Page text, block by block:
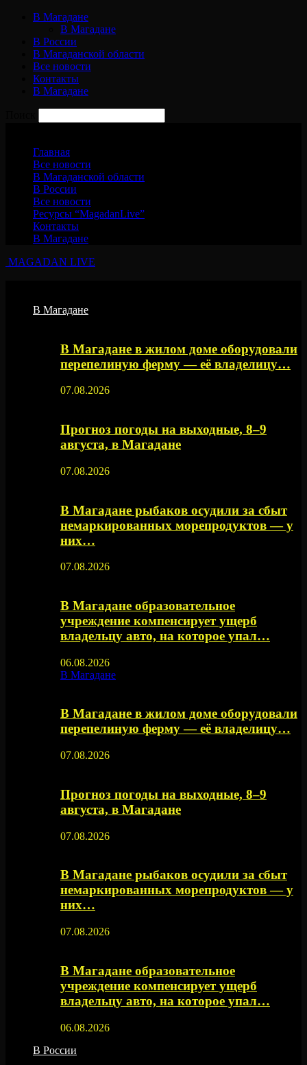
В Магадане
В Магадане
В России
В Магаданской области
Все новости
Контакты
В Магадане
Главная
Все новости
В Магаданской области
В России
Все новости
Ресурсы “MagadanLive”
Контакты
В Магадане
MAGADAN LIVE
В Магадане
В Магадане в жилом доме оборудовали
перепелиную ферму — её владелицу…
07.08.2026
Прогноз погоды на выходные, 8–9
августа, в Магадане
07.08.2026
В Магадане рыбаков осудили за сбыт
немаркированных морепродуктов — у
них…
07.08.2026
В Магадане образовательное
учреждение компенсирует ущерб
владельцу авто, на которое упал…
06.08.2026
В Магадане
В Магадане в жилом доме оборудовали
перепелиную ферму — её владелицу…
07.08.2026
Прогноз погоды на выходные, 8–9
августа, в Магадане
07.08.2026
В Магадане рыбаков осудили за сбыт
немаркированных морепродуктов — у
них…
07.08.2026
В Магадане образовательное
учреждение компенсирует ущерб
владельцу авто, на которое упал…
06.08.2026
В России